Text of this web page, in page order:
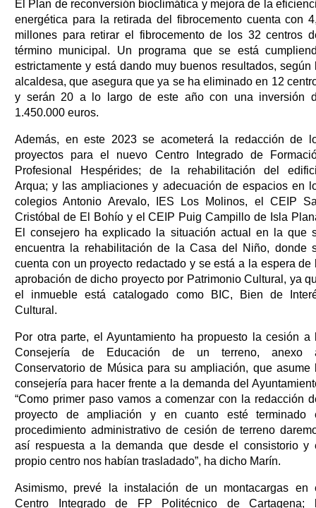
El Plan de reconversión bioclimática y mejora de la
energética para la retirada del fibrocemento cuenta con
millones para retirar el fibrocemento de los 32 centros
término municipal. Un programa que se está
estrictamente y está dando muy buenos resultados, según
alcaldesa, que asegura que ya se ha eliminado en 12
y serán 20 a lo largo de este año con una inversión
1.450.000 euros.
Además, en este 2023 se acometerá la redacción de
proyectos para el nuevo Centro Integrado de
Profesional Hespérides; de la rehabilitación del
Arqua; y las ampliaciones y adecuación de espacios en
colegios Antonio Arevalo, IES Los Molinos, el CEIP
Cristóbal de El Bohío y el CEIP Puig Campillo de Isla
El consejero ha explicado la situación actual en la que
encuentra la rehabilitación de la Casa del Niño, donde
cuenta con un proyecto redactado y se está a la espera de
aprobación de dicho proyecto por Patrimonio Cultural, ya
el inmueble está catalogado como BIC, Bien de
Cultural.
Por otra parte, el Ayuntamiento ha propuesto la cesión a
Consejería de Educación de un terreno, anexo
Conservatorio de Música para su ampliación, que asume
consejería para hacer frente a la demanda del
“Como primer paso vamos a comenzar con la redacción
proyecto de ampliación y en cuanto esté terminado
procedimiento administrativo de cesión de terreno
así respuesta a la demanda que desde el consistorio y
propio centro nos habían trasladado”, ha dicho Marín.
Asimismo, prevé la instalación de un montacargas en
Centro Integrado de FP Politécnico de Cartagena;